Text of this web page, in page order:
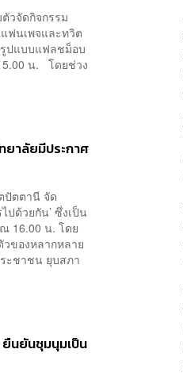
วจัดกิจกรรม
แฟนเพจและทวิต
รูปแบบแฟลชม็อบ
น. โดยช่วง
าลัยมีประกาศ
ปัตตานี จัด
ปด้วยกัน’ ซึ่งเป็น
16.00 น. โดย
ของหลากหลาย
ะชาชน ยุบสภา
นยันชุมนุมเป็น